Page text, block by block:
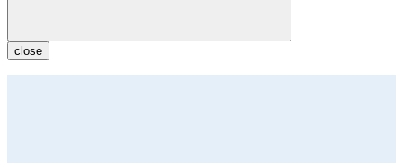
close